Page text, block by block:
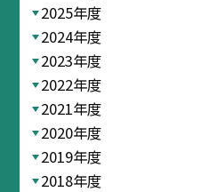
2025年度
2024年度
2023年度
2022年度
2021年度
2020年度
2019年度
2018年度